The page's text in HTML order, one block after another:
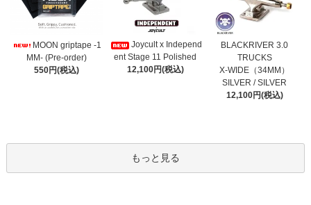
MOON griptape -1
MM- (Pre-order)
550円(税込)
Joycult x Independ
ent Stage 11 Polished
12,100円(税込)
BLACKRIVER 3.0
TRUCKS
X-WIDE（34MM）
SILVER / SILVER
12,100円(税込)
もっと見る